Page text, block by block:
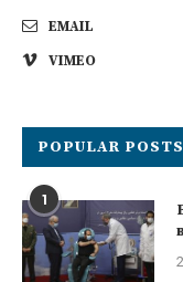
EMAIL
VIMEO
POPULAR POSTS
1